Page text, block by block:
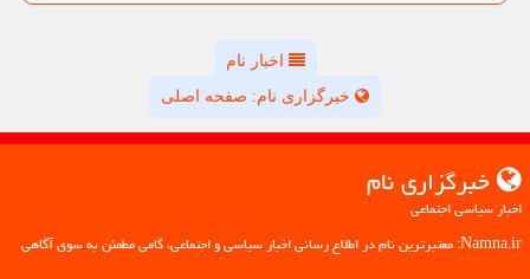
اخبار نام
خبرگزاری نام: صفحه اصلی
خبرگزاری نام
اخبار سیاسی اجتماعی
Namna.ir: معتبرترین نام در اطلاع رسانی اخبار سیاسی و اجتماعی، گامی مطمئن به سوی آگاهی